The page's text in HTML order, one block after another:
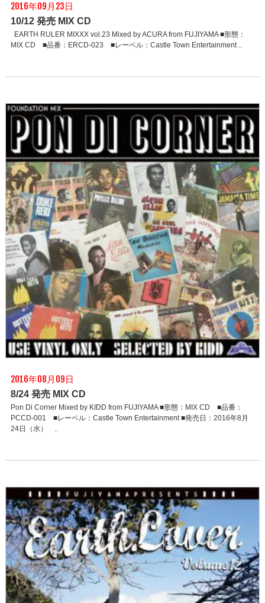
2016年09月23日
10/12 発売 MIX CD
EARTH RULER MIXXX vol.23 Mixed by ACURA from FUJIYAMA ■形態：
MIX CD ■品番：ERCD-023 ■レーベル：Castle Town Entertainment ..
2016年08月09日
8/24 発売 MIX CD
Pon Di Corner Mixed by KIDD from FUJIYAMA ■形態：MIX CD ■品番：
PCCD-001 ■レーベル：Castle Town Entertainment ■発売日：2016年8月
24日（水） ..